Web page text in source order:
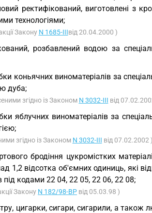
ректифікований, виготовлені з
технологіями;
Закону N 1685-IIIвід 20.04.2000 )
розбавлений водою за
коньячних виноматеріалів за
дуба;
згідно із Законом N 3032-III від
яблучних виноматеріалів за
згідно із Законом N 3032-III від 07.02.2002 )
бродіння цукромістких
1,2 відсотка об'ємних одиниць, які
під кодами 22 04, 22 05, 22 06, 22 08;
Закону N 182/98-ВР від 05.03.98 )
цигарки, сигари, сигарили, а також